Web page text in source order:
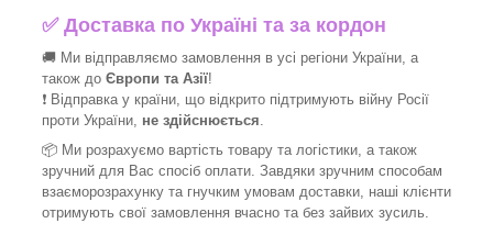
✅Доставка по Україні та за кордон
🚚 Ми відправляємо замовлення в усі регіони України, а
також до Європи та Азії!
❗ Відправка у країни, що відкрито підтримують війну Росії
проти України, не здійснюється
📦 Ми розрахуємо вартість товару та логістики, а також
зручний для Вас спосіб оплати. Завдяки зручним способам
взаєморозрахунку та гнучким умовам доставки, наші клієнти
отримують свої замовлення вчасно та без зайвих зусиль.